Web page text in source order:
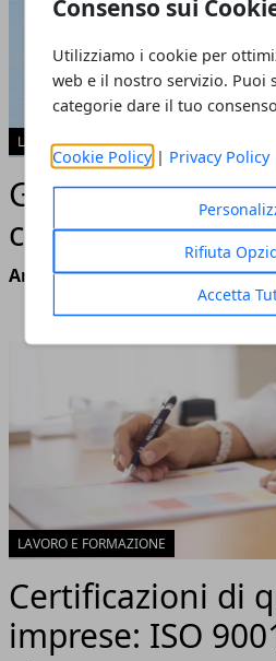
Consenso sui
Utilizziamo i cookie per
web e il nostro servizio. Puoi
categorie dare il tuo
Cookie Policy | Privacy Policy
Rifiuta
Accetta
LAVORO E FORMAZIONE
Gig Economy:
cambia il lavoro
Annalisa Biasi- luglio 09, 2026
LAVORO E FORMAZIONE
Certificazioni di
imprese: ISO